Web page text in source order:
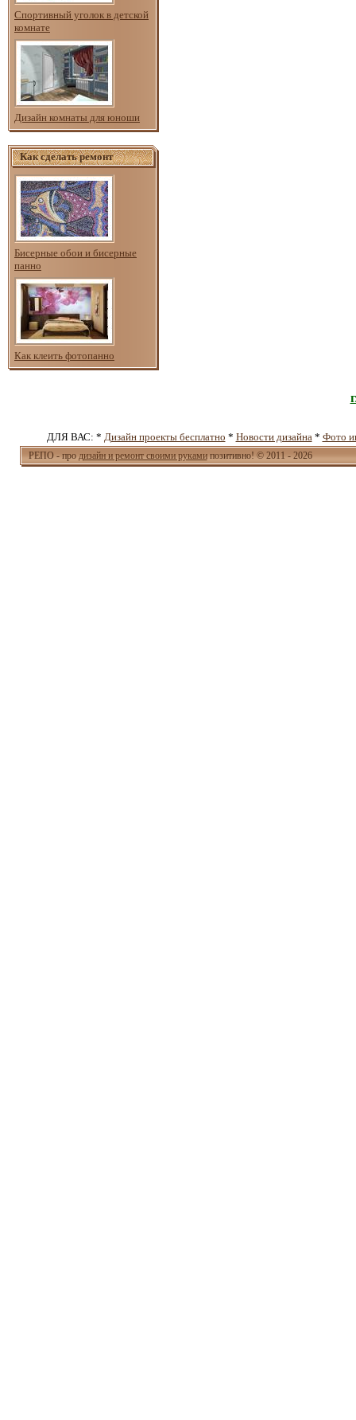
Спортивный уголок в детской
комнате
Дизайн комнаты для юноши
Как сделать ремонт
Бисерные обои и бисерные
панно
Как клеить фотопанно
ДЛЯ ВАС: * Дизайн проекты бесплатно * Новости дизайна * Фото
РЕПО - про дизайн и ремонт своими рукамипозитивно! © 2011 - 2026